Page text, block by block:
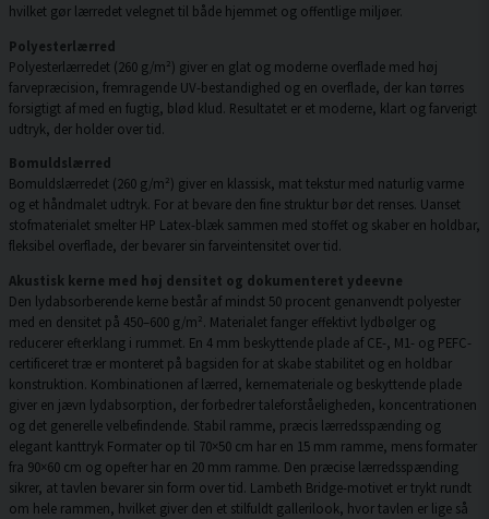
hvilket gør lærredet velegnet til både hjemmet og offentlige miljøer.
Polyesterlærred
Polyesterlærredet (260 g/m²) giver en glat og moderne overflade med høj
farvepræcision, fremragende UV-bestandighed og en overflade, der kan tørres
forsigtigt af med en fugtig, blød klud. Resultatet er et moderne, klart og farverigt
udtryk, der holder over tid.
Bomuldslærred
Bomuldslærredet (260 g/m²) giver en klassisk, mat tekstur med naturlig varme
og et håndmalet udtryk. For at bevare den fine struktur bør det renses. Uanset
stofmaterialet smelter HP Latex-blæk sammen med stoffet og skaber en holdbar,
fleksibel overflade, der bevarer sin farveintensitet over tid.
Akustisk kerne med høj densitet og dokumenteret ydeevne
Den lydabsorberende kerne består af mindst 50 procent genanvendt polyester
med en densitet på 450–600 g/m². Materialet fanger effektivt lydbølger og
reducerer efterklang i rummet. En 4 mm beskyttende plade af CE-, M1- og PEFC-
certificeret træ er monteret på bagsiden for at skabe stabilitet og en holdbar
konstruktion. Kombinationen af lærred, kernemateriale og beskyttende plade
giver en jævn lydabsorption, der forbedrer taleforståeligheden, koncentrationen
og det generelle velbefindende. Stabil ramme, præcis lærredsspænding og
elegant kanttryk Formater op til 70×50 cm har en 15 mm ramme, mens formater
fra 90×60 cm og opefter har en 20 mm ramme. Den præcise lærredsspænding
sikrer, at tavlen bevarer sin form over tid. Lambeth Bridge-motivet er trykt rundt
om hele rammen, hvilket giver den et stilfuldt gallerilook, hvor tavlen er lige så